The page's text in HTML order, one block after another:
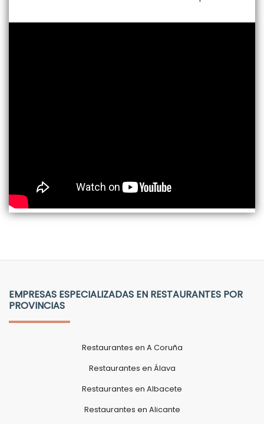
EMPRESAS ESPECIALIZADAS EN RESTAURANTES POR
PROVINCIAS
Restaurantes en A Coruña
Restaurantes en Álava
Restaurantes en Albacete
Restaurantes en Alicante